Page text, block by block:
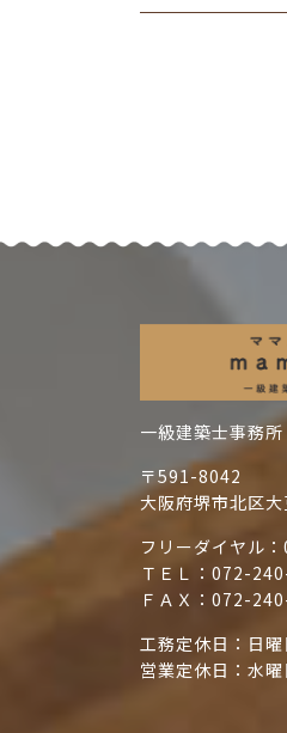
一級建築士事務
〒591-8042
大阪府堺市北区
フリーダイヤル：
ＴＥＬ： 072-
ＦＡＸ：072-
工務定休日：日曜
営業定休日：水曜